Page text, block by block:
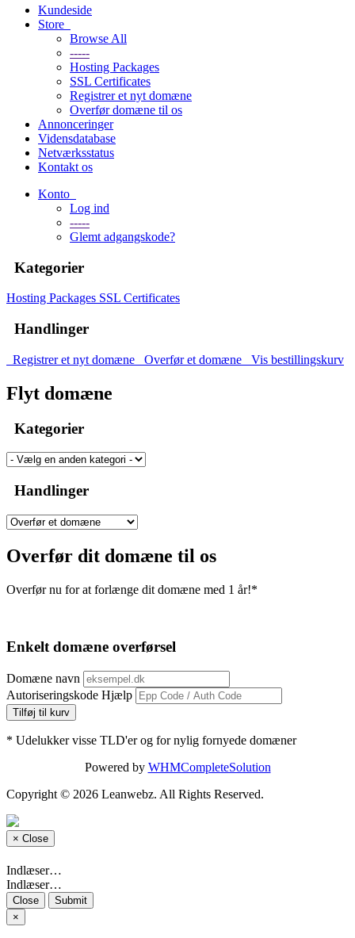
Kundeside
Store
Browse All
-----
Hosting Packages
SSL Certificates
Registrer et nyt domæne
Overfør domæne til os
Annonceringer
Vidensdatabase
Netværksstatus
Kontakt os
Konto
Log ind
-----
Glemt adgangskode?
Kategorier
Hosting Packages SSL Certificates
Handlinger
Registrer et nyt domæne Overfør et domæne Vis bestillingskurv
Flyt domæne
Kategorier
Handlinger
Overfør dit domæne til os
Overfør nu for at forlænge dit domæne med 1 år!*
Enkelt domæne overførsel
Domæne navn
Autoriseringskode Hjælp
Tilføj til kurv
* Udelukker visse TLD'er og for nylig fornyede domæner
Powered by WHMCompleteSolution
Copyright © 2026 Leanwebz. All Rights Reserved.
× Close
Indlæser…
Indlæser…
Close
Submit
×